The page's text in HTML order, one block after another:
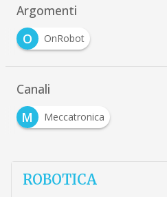
Argomenti
O
OnRobot
Canali
M
Meccatronica
ROBOTICA